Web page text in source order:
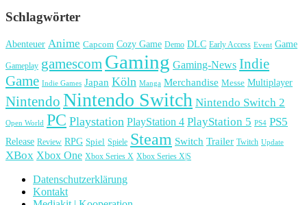
Schlagwörter
Abenteuer Anime Capcom Cozy Game Demo DLC Early Access Event Game
Gameplay gamescom Gaming Gaming-News Indie
Game Indie Games Japan Köln Manga Merchandise Messe Multiplayer
Nintendo Nintendo Switch Nintendo Switch 2
Open World PC Playstation PlayStation 4 PlayStation 5 PS4 PS5
Release Review RPG Spiel Spiele Steam Switch Trailer Twitch Update
XBox Xbox One Xbox Series X Xbox Series X|S
Datenschutzerklärung
Kontakt